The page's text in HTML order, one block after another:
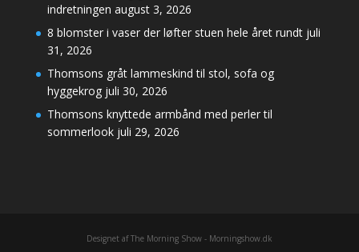
indretningen august 3, 2026
8 blomster i vaser der løfter stuen hele året rundt juli
31, 2026
Thomsons gråt lammeskind til stol, sofa og
hyggekrog juli 30, 2026
Thomsons knyttede armbånd med perler til
sommerlook juli 29, 2026
Designet af The Morning Show - Morningshow.dk